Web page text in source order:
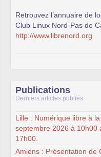
Retrouvez l’annuaire de
Club Linux Nord-Pas de
http://www.librenord.org
Publications
Derniers articles publiés
Lille : Numérique libre à
septembre 2026 à 10h00
17h00.
Amiens : Présentation de